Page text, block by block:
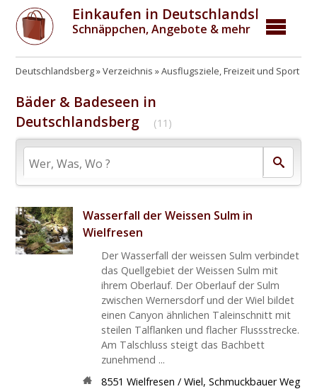
Einkaufen in Deutschlandsberg
Schnäppchen, Angebote & mehr
Deutschlandsberg Verzeichnis Ausflugsziele, Freizeit und Sport
Bäder & Badeseen in
Deutschlandsberg
(11)
Wasserfall der Weissen Sulm in
Wielfresen
Der Wasserfall der weissen Sulm verbindet
das Quellgebiet der Weissen Sulm mit
ihrem Oberlauf. Der Oberlauf der Sulm
zwischen Wernersdorf und der Wiel bildet
einen Canyon ähnlichen Taleinschnitt mit
steilen Talflanken und flacher Flussstrecke.
Am Talschluss steigt das Bachbett
zunehmend ...
8551 Wielfresen / Wiel, Schmuckbauer Weg